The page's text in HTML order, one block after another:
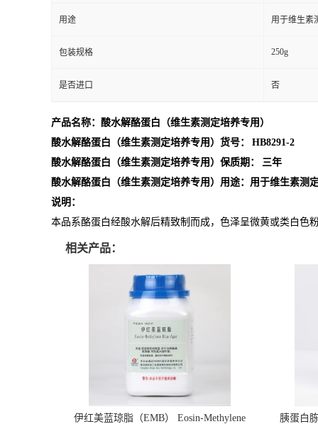
用途 用于维生素
包装规格 250g
是否进口 否
产品名称：酸水解酪蛋白（维生素测定培养专用）
酸水解酪蛋白（维生素测定培养专用）货号：
HB8291-2
酸水解酪蛋白（维生素测定培养专用）保质期：
三年
酸水解酪蛋白（维生素测定培养专用）用途：用于维生素测
说明：
本品系酪蛋白经酸水解后精致制而成，色泽呈微黄或类白色
相关产品：
伊红美蓝琼脂（EMB） Eosin-Methylene 胰蛋白